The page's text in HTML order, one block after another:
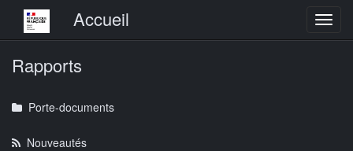
Menu principalAccueil
Rapports
Porte-documents
Nouveautés